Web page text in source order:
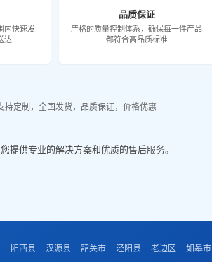
内快速发
达
品质保证
严格的质量控制体系，确保每一件产品
都符合高品质标准
定制，全国发货，品质保证，价格优惠
提供专业的解决方案和优质的售后服务。
阳西县 汉源县 韶关市 泾阳县 老边区 如皋市